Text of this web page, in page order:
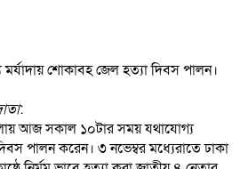
শোকাবহ জেল হত্যা দিবস পালন।
:
আজ সকাল ১০টার সময় যথাযোগ্য
পালন করেন। ৩ নভেম্বর মধ্যেরাতে ঢাকা